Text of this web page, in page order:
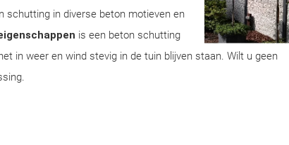
schutting in diverse beton motieven en
is een beton schutting
in weer en wind stevig in de tuin blijven staan. Wilt u geen